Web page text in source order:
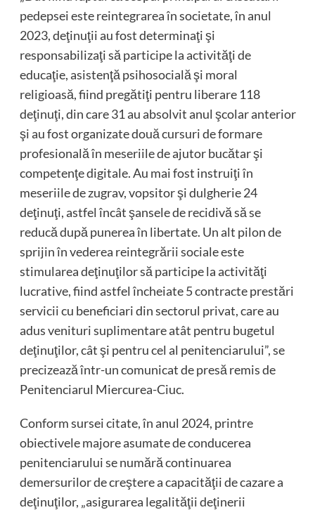
pedepsei este reintegrarea în societate, în anul
2023, deţinuţii au fost determinaţi şi
responsabilizaţi să participe la activităţi de
educaţie, asistenţă psihosocială şi moral
religioasă, fiind pregătiţi pentru liberare 118
deţinuţi, din care 31 au absolvit anul şcolar anterior
şi au fost organizate două cursuri de formare
profesională în meseriile de ajutor bucătar şi
competenţe digitale. Au mai fost instruiţi în
meseriile de zugrav, vopsitor şi dulgherie 24
deţinuţi, astfel încât şansele de recidivă să se
reducă după punerea în libertate. Un alt pilon de
sprijin în vederea reintegrării sociale este
stimularea deţinuţilor să participe la activităţi
lucrative, fiind astfel încheiate 5 contracte prestări
servicii cu beneficiari din sectorul privat, care au
adus venituri suplimentare atât pentru bugetul
deţinuţilor, cât şi pentru cel al penitenciarului”, se
precizează într-un comunicat de presă remis de
Penitenciarul Miercurea-Ciuc.
Conform sursei citate, în anul 2024, printre
obiectivele majore asumate de conducerea
penitenciarului se numără continuarea
demersurilor de creştere a capacităţii de cazare a
deţinuţilor, „asigurarea legalităţii deţinerii